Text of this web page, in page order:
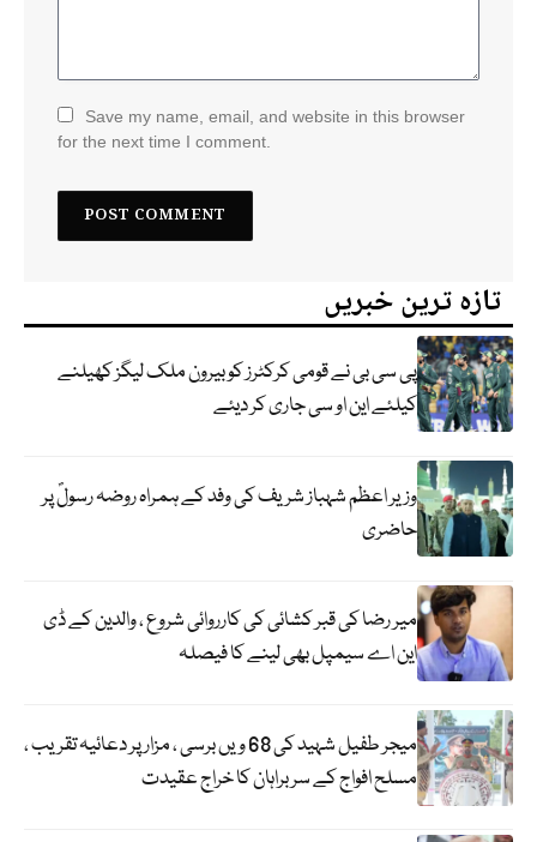
Save my name, email, and website in this browser
for the next time I comment.
تازہ ترین خبریں
پی سی بی نے قومی کرکٹرز کو بیرون ملک لیگز کھیلنے
کیلئے این او سی جاری کر دیئے
وزیر اعظم شہباز شریف کی وفد کے ہمراہ روضہ رسولؐ پر
حاضری
میر رضا کی قبر کشائی کی کارروائی شروع ، والدین کے ڈی
این اے سیمپل بھی لینے کا فیصلہ
میجر طفیل شہید کی 68 ویں برسی ، مزار پر دعائیہ تقریب ،
مسلح افواج کے سربراہان کا خراج عقیدت